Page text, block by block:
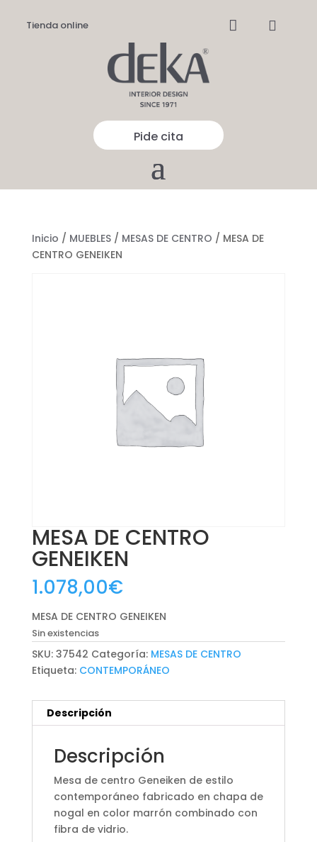
Tienda online  
Pide cita
Inicio / MUEBLES/ MESAS DE CENTRO / MESA DE
CENTRO GENEIKEN
MESA DE CENTRO
GENEIKEN
1.078,00€
MESA DE CENTRO GENEIKEN
Sin existencias
SKU: 37542 Categoría: MESAS DE CENTRO
Etiqueta: CONTEMPORÁNEO
Descripción
Descripción
Mesa de centro Geneiken de estilo
contemporáneo fabricado en chapa de
nogal en color marrón combinado con
fibra de vidrio.